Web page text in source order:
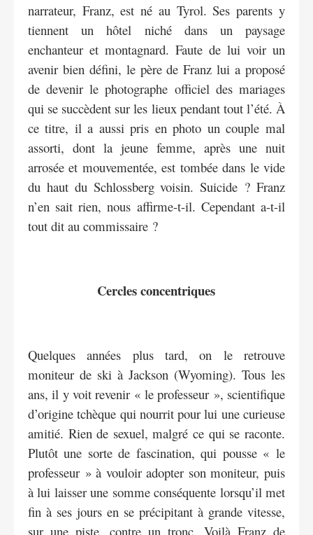
narrateur, Franz, est né au Tyrol. Ses parents y
tiennent un hôtel niché dans un paysage
enchanteur et montagnard. Faute de lui voir un
avenir bien défini, le père de Franz lui a proposé
de devenir le photographe officiel des mariages
qui se succèdent sur les lieux pendant tout l’été. À
ce titre, il a aussi pris en photo un couple mal
assorti, dont la jeune femme, après une nuit
arrosée et mouvementée, est tombée dans le vide
du haut du Schlossberg voisin. Suicide ? Franz
n’en sait rien, nous affirme-t-il. Cependant a-t-il
tout dit au commissaire ?
Cercles concentriques
Quelques années plus tard, on le retrouve
moniteur de ski à Jackson (Wyoming). Tous les
ans, il y voit revenir « le professeur », scientifique
d’origine tchèque qui nourrit pour lui une curieuse
amitié. Rien de sexuel, malgré ce qui se raconte.
Plutôt une sorte de fascination, qui pousse « le
professeur » à vouloir adopter son moniteur, puis
à lui laisser une somme conséquente lorsqu’il met
fin à ses jours en se précipitant à grande vitesse,
sur une piste, contre un tronc. Voilà Franz de